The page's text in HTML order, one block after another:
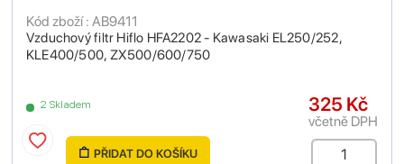
Vzduchový filtr Hiflo HFA2202 - Kawasaki EL250/252,
KLE400/500, ZX500/600/750
Kód zboží : AB9411
2 Skladem 325 Kč
včetně DPH
PŘIDAT DO KOŠÍKU